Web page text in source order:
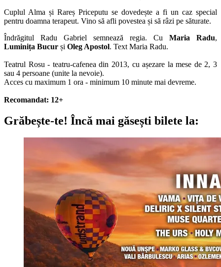
Cuplul Alma și Rareș Priceputu se dovedește a fi un caz special
pentru doamna terapeut. Vino să afli povestea și să râzi pe săturate.
Îndrăgitul Radu Gabriel semnează regia. Cu Maria Radu,
Luminița Bucur și Oleg Apostol. Text Maria Radu.
Teatrul Rosu - teatru-cafenea din 2013, cu așezare la mese de 2, 3
sau 4 persoane (unite la nevoie).
Acces cu maximum 1 ora - minimum 10 minute mai devreme.
Recomandat: 12+
Grăbește-te! Încă mai găsești bilete la: